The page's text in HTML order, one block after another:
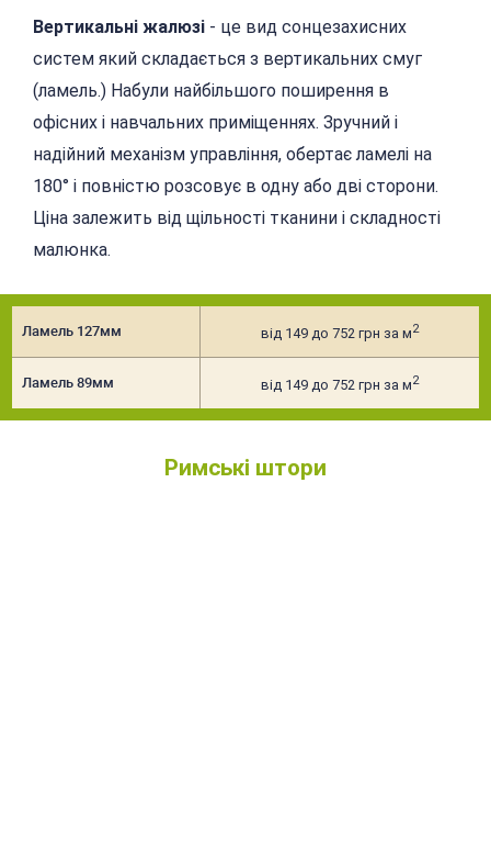
Вертикальні жалюзі - це вид сонцезахисних
систем який складається з вертикальних смуг
(ламель.) Набули найбільшого поширення в
офісних і навчальних приміщеннях. Зручний і
надійний механізм управління, обертає ламелі на
180° і повністю розсовує в одну або дві сторони.
Ціна залежить від щільності тканини і складності
малюнка.
Ламель 127мм від 149 до 752 грн за м2
Ламель 89мм від 149 до 752 грн за м2
Римські штори